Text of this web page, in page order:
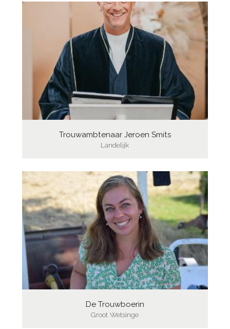
Trouwambtenaar Jeroen Smits
Landelijk
De Trouwboerin
Groot Wetsinge